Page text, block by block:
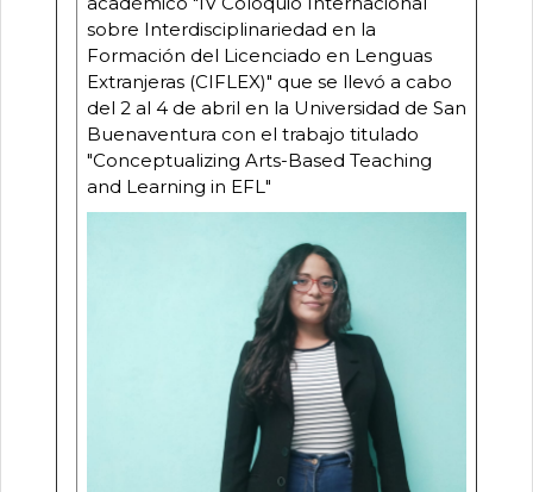
sobre Interdisciplinariedad en la
Formación del Licenciado en Lenguas
Extranjeras (CIFLEX)" que se llevó a cabo
del 2 al 4 de abril en la Universidad de San
Buenaventura con el trabajo titulado
"Conceptualizing Arts-Based Teaching
and Learning in EFL"